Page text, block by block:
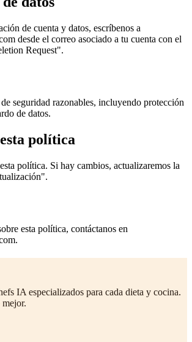
de cuenta y datos, escríbenos a
desde el correo asociado a tu cuenta con el
Request".
seguridad razonables, incluyendo protección
de datos.
política
política. Si hay cambios, actualizaremos la
esta política, contáctanos en
IA especializados para cada dieta y cocina.